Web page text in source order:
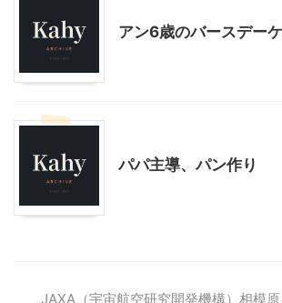
アン6歳のバースデー
パパ主導、パン作り
JAXA（宇宙航空研究開発機構）相模